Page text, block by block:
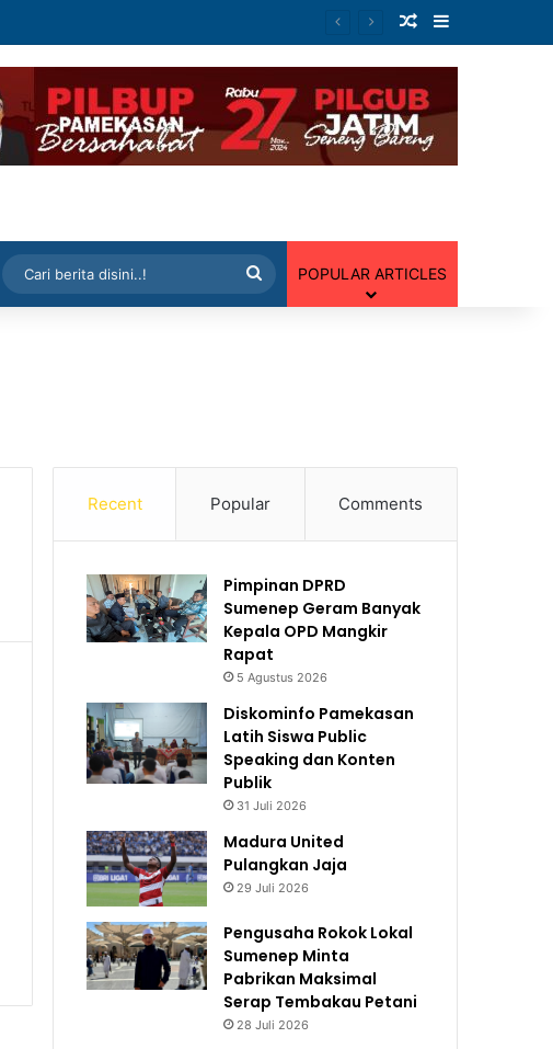
Artikel Random
Artikel Random
berita
POPULAR ARTICLES
Recent Popular Comments
Pimpinan DPRD
Sumenep Geram Banyak
Kepala OPD Mangkir
Rapat
5 Agustus 2026
Diskominfo Pamekasan
Latih Siswa Public
Speaking dan Konten
Publik
31 Juli 2026
Madura United
Pulangkan Jaja
29 Juli 2026
Pengusaha Rokok Lokal
Sumenep Minta
Pabrikan Maksimal
Serap Tembakau Petani
28 Juli 2026